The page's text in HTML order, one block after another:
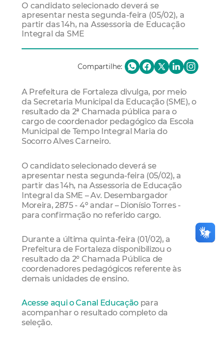
O candidato selecionado deverá se
apresentar nesta segunda-feira (05/02), a
partir das 14h, na Assessoria de Educação
Integral da SME
Compartilhe:
A Prefeitura de Fortaleza divulga, por meio
da Secretaria Municipal da Educação (SME), o
resultado da 2ª Chamada pública para o
cargo de coordenador pedagógico da Escola
Municipal de Tempo Integral Maria do
Socorro Alves Carneiro.
O candidato selecionado deverá se
apresentar nesta segunda-feira (05/02), a
partir das 14h, na Assessoria de Educação
Integral da SME – Av. Desembargador
Moreira, 2875 - 4º andar – Dionísio Torres -
para confirmação no referido cargo.
Durante a última quinta-feira (01/02), a
Prefeitura de Fortaleza disponibilizou o
resultado da 2º Chamada Pública de
coordenadores pedagógicos referente às
demais unidades de ensino.
Acesse aqui o Canal Educaçãopara
acompanhar o resultado completo da
seleção.